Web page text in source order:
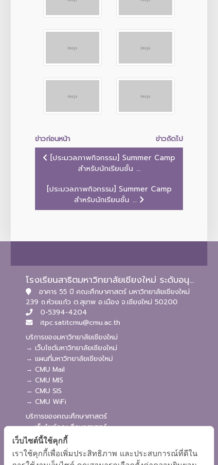
ข่าวก่อนหน้า
ข่าวถัดไป
[ประมวลภาพกิจกรรม] Summer Camp
สำหรับนักเรียนชั้น ...
[ประมวลภาพกิจกรรม] Summer Camp
สำหรับนักเรียนชั้น ...
โรงเรียนสาธิตมหาวิทยาลัยเชียงใหม่ ระดับอนุบาลและประถมศึกษา
อาคาร 55 ปี คณะศึกษาศาสตร์ มหาวิทยาลัยเชียงใหม่
239 ถ.ห้วยแก้ว ต.สุเทพ อ.เมือง จ.เชียงใหม่ 50200
0-5394-4204
itpc.satitcmu@cmu.ac.th
บริการของมหาวิทยาลัยเชียงใหม่
→ เว็บไซต์มหาวิทยาลัยเชียงใหม่
→ แผนที่มหาวิทยาลัยเชียงใหม่
→ CMU Mail
→ CMU MIS
→ CMU SIS
→ CMU WiFi
บริการของคณะศึกษาศาสตร์
→ เว็บไซต์คณะศึกษาศาสตร์
→ ระบบจัดการเว็บไซต์
→ ระบบ Admission
→ EDU MIS
เว็บไซต์นี้ใช้คุกกี้
เราใช้คุกกี้เพื่อเพิ่มประสิทธิภาพ และประสบการณ์ที่ดีใน